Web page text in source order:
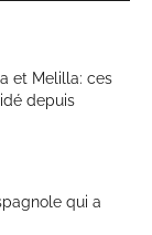
et Melilla: ces
depuis
qui a